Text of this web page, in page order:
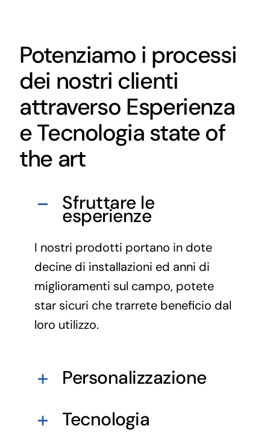
Potenziamo i processi
dei nostri clienti
attraverso Esperienza
e Tecnologia state of
the art
Sfruttare le
esperienze
I nostri prodotti portano in dote
decine di installazioni ed anni di
miglioramenti sul campo, potete
star sicuri che trarrete beneficio dal
loro utilizzo.
Personalizzazione
Tecnologia